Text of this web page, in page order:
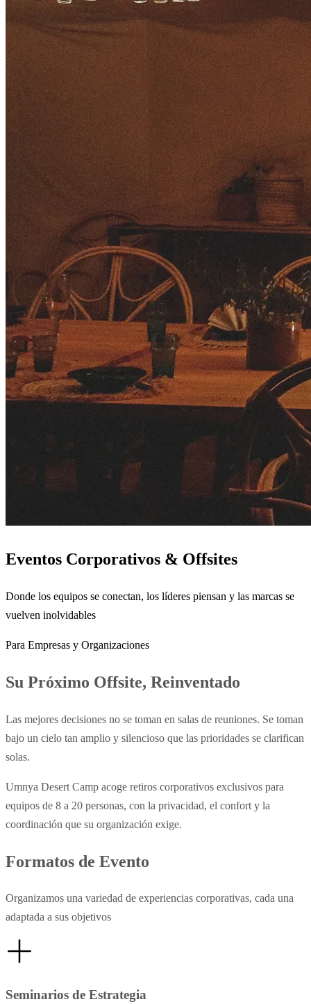
Eventos Corporativos & Offsites
Donde los equipos se conectan, los líderes piensan y las marcas se
vuelven inolvidables
Para Empresas y Organizaciones
Su Próximo Offsite, Reinventado
Las mejores decisiones no se toman en salas de reuniones. Se toman
bajo un cielo tan amplio y silencioso que las prioridades se clarifican
solas.
Umnya Desert Camp acoge retiros corporativos exclusivos para
equipos de 8 a 20 personas, con la privacidad, el confort y la
coordinación que su organización exige.
Formatos de Evento
Organizamos una variedad de experiencias corporativas, cada una
adaptada a sus objetivos
Seminarios de Estrategia